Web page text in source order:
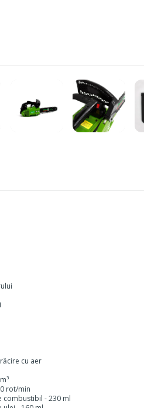
cu aer
rot/min
combustibil - 230 ml